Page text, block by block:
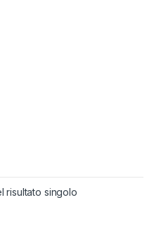
risultato singolo